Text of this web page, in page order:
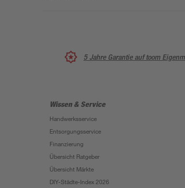
5 Jahre Garantie auf toom
Wissen & Service
Handwerksservice
Entsorgungsservice
Finanzierung
Übersicht Ratgeber
Übersicht Märkte
DIY-Städte-Index 2026